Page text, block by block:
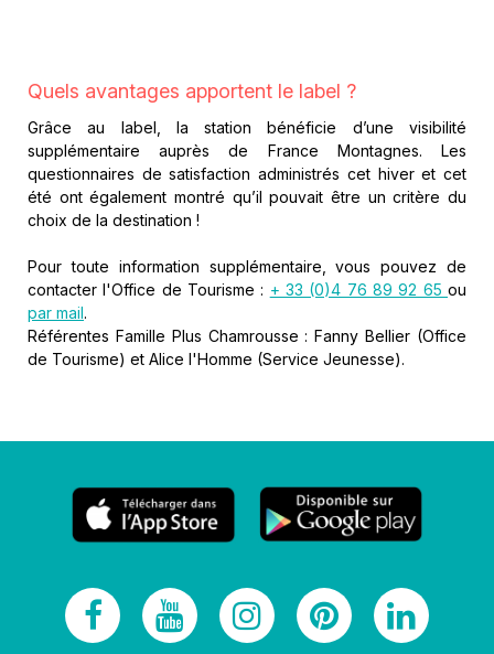
Quels avantages apportent le label ?
Grâce au label, la station bénéficie d’une visibilité
supplémentaire auprès de France Montagnes. Les
questionnaires de satisfaction administrés cet hiver et cet
été ont également montré qu’il pouvait être un critère du
choix de la destination !
Pour toute information supplémentaire, vous pouvez de
contacter l'Office de Tourisme : + 33 (0)4 76 89 92 65ou
par mail.
Référentes Famille Plus Chamrousse : Fanny Bellier (Office
de Tourisme) et Alice l'Homme (Service Jeunesse).